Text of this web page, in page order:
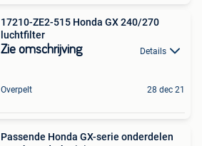
17210-ZE2-515 Honda GX 240/270
luchtfilter
Zie omschrijving Details
Overpelt 28 dec 21
Passende Honda GX-serie onderdelen